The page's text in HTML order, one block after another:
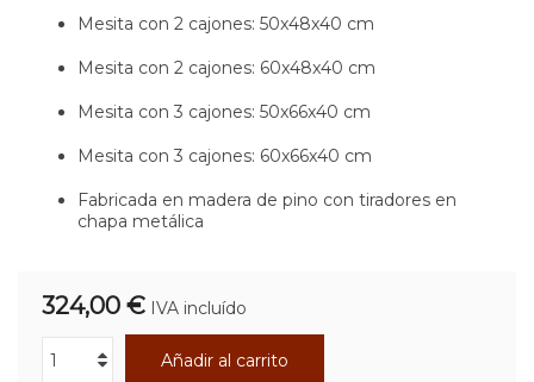
Mesita con 2 cajones: 50x48x40 cm
Mesita con 2 cajones: 60x48x40 cm
Mesita con 3 cajones: 50x66x40 cm
Mesita con 3 cajones: 60x66x40 cm
Fabricada en madera de pino con tiradores en
chapa metálica
324,00 € IVA incluído
Añadir al carrito